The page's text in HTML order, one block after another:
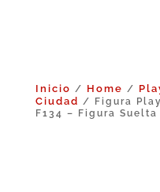
Inicio / Home /
Ciudad / Figura
F134 – Figura